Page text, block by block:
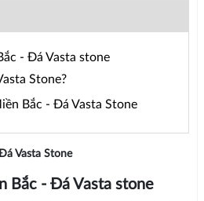
- Đá Vasta stone
Stone?
Bắc - Đá Vasta Stone
Vasta Stone
Bắc - Đá Vasta stone